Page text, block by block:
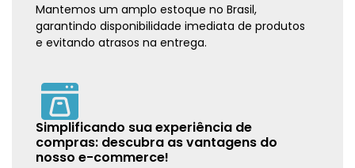
Mantemos um amplo estoque no Brasil,
garantindo disponibilidade imediata de produtos
e evitando atrasos na entrega.
Simplificando sua experiência de
compras: descubra as vantagens do
nosso e-commerce!